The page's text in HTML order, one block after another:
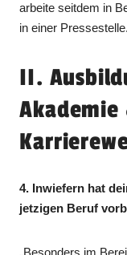
arbeite seitdem in
in einer
II.
Akademie
4. Inwiefern hat
jetzigen Beruf
„Besonders im